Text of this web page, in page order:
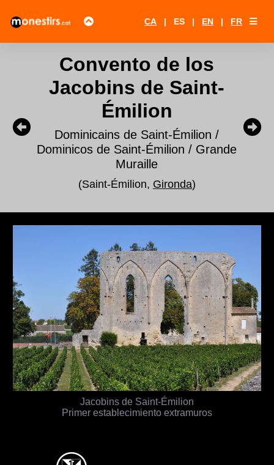
CA | ES | EN | FR
Convento de los
Jacobins de Saint-
Émilion
Dominicains de Saint-Émilion /
Dominicos de Saint-Émilion / Grande
Muraille
(Saint-Émilion, Gironda)
Jacobins de Saint-Émilion
Primer establecimiento extramuros